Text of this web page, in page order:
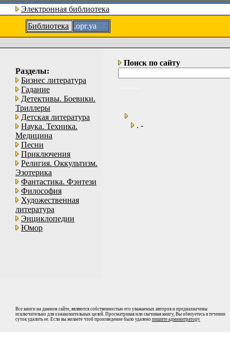
Электронная библиотека
Библиотека
.орг.уа
Разделы:
Бизнес литература
Гадание
Детективы. Боевики.
Триллеры
Детская литература
Наука. Техника.
Медицина
Песни
Приключения
Религия. Оккультизм.
Эзотерика
Фантастика. Фэнтези
Философия
Художественная
литература
Энциклопедии
Юмор
Поиск по сайту
. -
Все книги на данном сайте, являются собственностью его уважаемых авторов и предназначены
исключительно для ознакомительных целей. Просматривая или скачивая книгу, Вы обязуетесь в течении
суток удалить ее. Если вы желаете чтоб произведение было удалено пишите админитратору